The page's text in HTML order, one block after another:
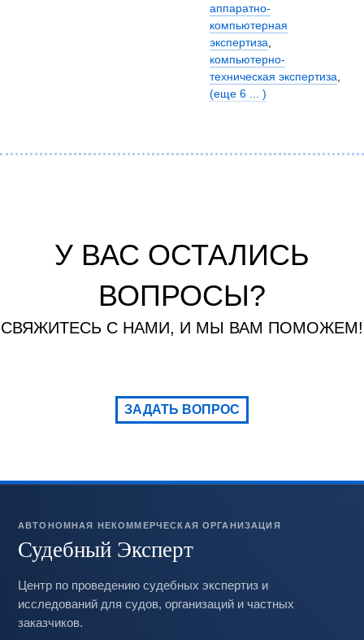
аппаратно-
компьютерная
экспертиза,
компьютерно-
техническая экспертиза,
(еще 6 ... )
У ВАС ОСТАЛИСЬ
ВОПРОСЫ?
СВЯЖИТЕСЬ С НАМИ, И МЫ ВАМ ПОМОЖЕМ!
ЗАДАТЬ ВОПРОС
АВТОНОМНАЯ НЕКОММЕРЧЕСКАЯ ОРГАНИЗАЦИЯ
Судебный Эксперт
Центр по проведению судебных экспертиз и
исследований для судов, организаций и частных
заказчиков.